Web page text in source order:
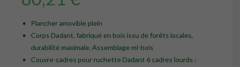
Plancher amovible plein
Corps Dadant, fabriqué en bois issu de forêts locales,
durabilité maximale. Assemblage mi-bois
Couvre-cadres pour ruchette Dadant 6 cadres lourds :